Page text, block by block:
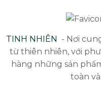
TINH NHIÊN - Nơi
từ thiên nhiên, với
hàng những sản
toàn